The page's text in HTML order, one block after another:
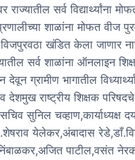
सर्व विद्यार्थ्यांना
शाळांना मोफत
खंडित केला जाणार
सर्व शाळांना ऑनलाइन
ग्रामीण भागातील
देशमुख राष्ट्रीय शिक्षक परिषदचे
सुनिल चव्हाण,कार्याध्यक्ष
येलेकर,अंबादास
पाटील,वसंत